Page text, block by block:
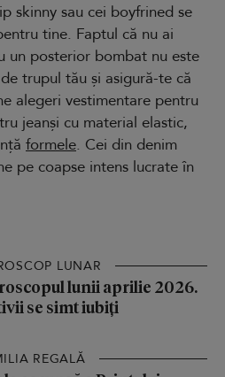
skinny sau cei boyfrined se
tine. Faptul că nu ai
un posterior bombat nu este
trupul tău și asigură-te că
alegeri vestimentare pentru
jeanși cu material elastic,
formele. Cei din denim
pe coapse intens lucrate în
LUNAR
lunii aprilie 2026.
se simt iubiți
REGALĂ